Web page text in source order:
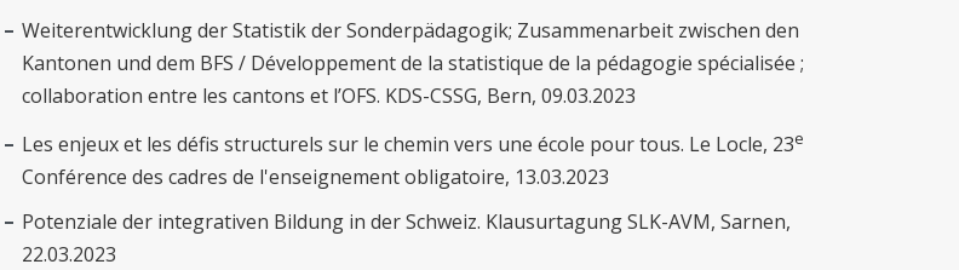
Weiterentwicklung der Statistik der Sonderpädagogik; Zusammenarbeit zwischen den
Kantonen und dem BFS / Développement de la statistique de la pédagogie spécialisée ;
collaboration entre les cantons et l’OFS. KDS-CSSG, Bern, 09.03.2023
Les enjeux et les défis structurels sur le chemin vers une école pour tous. Le Locle, 23e
Conférence des cadres de l'enseignement obligatoire, 13.03.2023
Potenziale der integrativen Bildung in der Schweiz. Klausurtagung SLK-AVM, Sarnen,
22.03.2023